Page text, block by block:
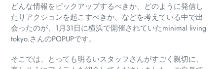
どんな情報をピックアップするべきか、どのように発信し
たりアクションを起こすべきか、などを考えている中で出
会ったのが、1月31日に横浜で開催されていたminimal living
tokyo.さんのPOPUPです。
そこでは、とっても明るいスタッフさんがすごく親切に、